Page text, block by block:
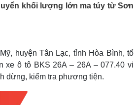
Ô tô - Xe máy
Doanh
Thông
Doanh
Doanh
Vì cộng
Giải trí
Thời trang
khối lượng lớn ma túy từ Sơn
huyện Tân Lạc, tỉnh Hòa Bình, tổ
xe ô tô BKS 26A – 26A – 077.40 vi
dừng, kiểm tra phương tiện.